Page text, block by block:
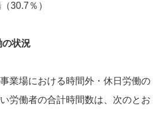
30.7％）
の状況
業場における時間外・休日労働の
労働者の合計時間数は、次のとお